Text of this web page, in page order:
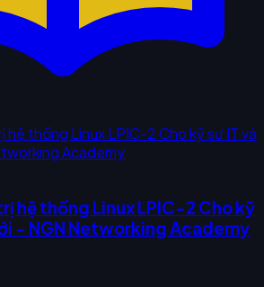
hệ thống Linux LPIC-2 Cho kỹ
- NGN Networking Academy